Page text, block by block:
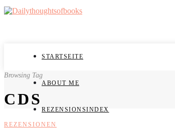
STARTSEITE
ABOUT ME
REZENSIONSINDEX
Browsing Tag
CDS
REZENSIONEN